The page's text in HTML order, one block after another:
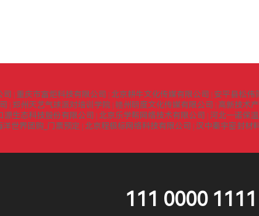
司 重庆市富炬科技有限公司 北京耕牛文化传媒有限公司
安平县松伟
郑州天艺气球派对培训学院 赣州明度文化传媒有限公司
高新技术
源生态科技股份有限公司 北京乐学帮网络技术有限公司
河北一诺保
世界团购_门票预定 北京程极标网络科技有限公司
汉中秦宇密封材
111 0000 1111